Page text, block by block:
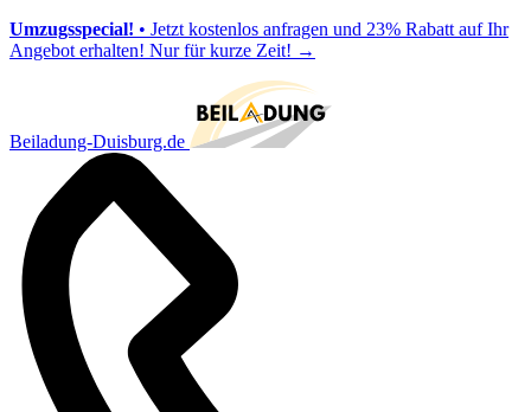
Umzugsspecial! • Jetzt kostenlos anfragen und 23% Rabatt auf Ihr
Angebot erhalten! Nur für kurze Zeit! →
Beiladung-Duisburg.de